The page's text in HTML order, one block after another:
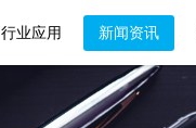
行业应用 新闻资讯